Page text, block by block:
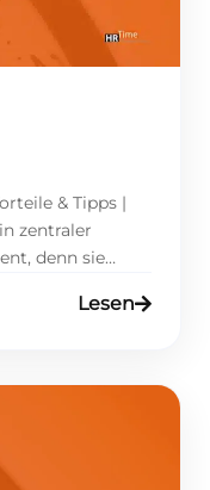
& Tipps |
zentraler
denn sie
Motivation der
Kompensation
Situationen.
die
Lesen